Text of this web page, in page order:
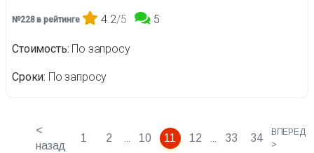
№228 в рейтинге 4.2/5 5
Стоимость По запросу
Сроки По запросу
<
назад
1 2 ... 10 11 12 ... 33 34
ВПЕРЕД
>